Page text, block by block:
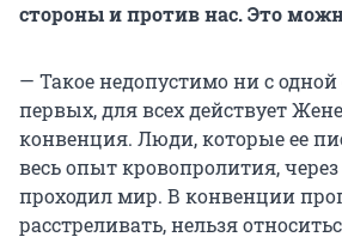
стороны и против нас. Это
— Такое недопустимо ни с
первых, для всех действует
конвенция. Люди, которые ее
весь опыт кровопролития,
проходил мир. В конвенции
расстреливать, нельзя